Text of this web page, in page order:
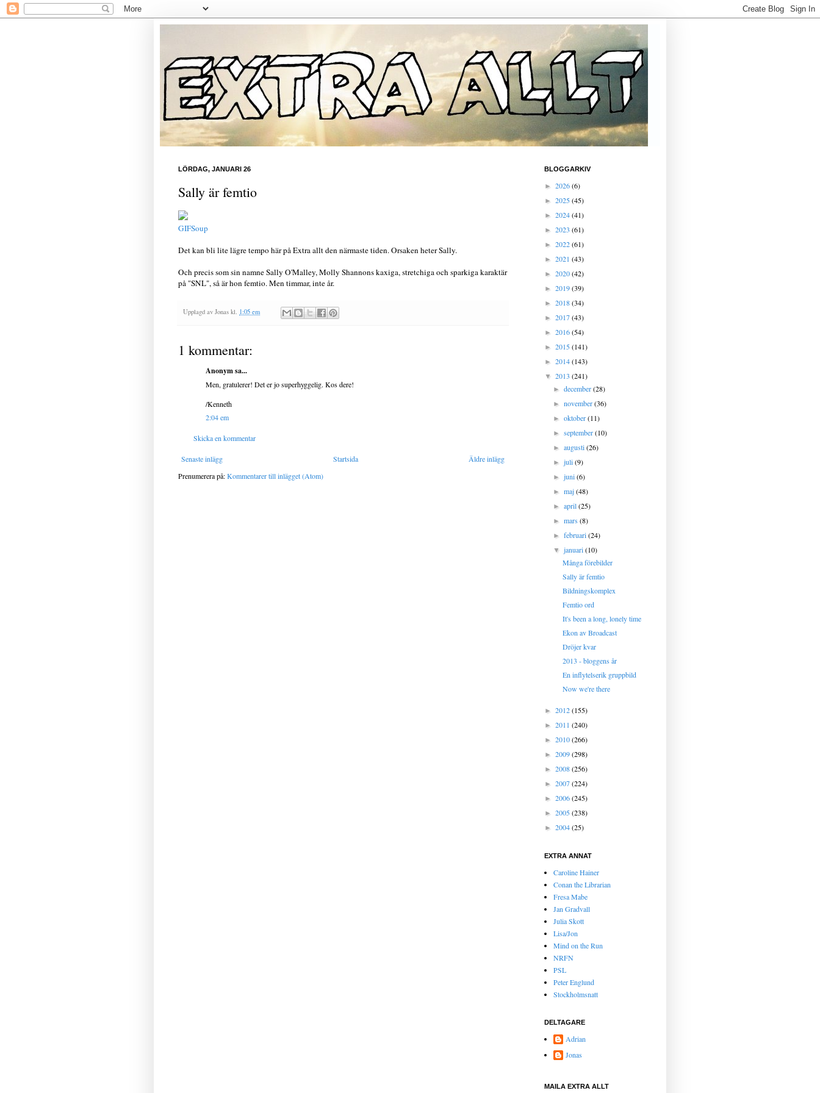
LÖRDAG, JANUARI 26
Sally är femtio
GIFSoup
Det kan bli lite lägre tempo här på Extra allt den närmaste tiden. Orsaken heter Sally.
Och precis som sin namne Sally O'Malley, Molly Shannons kaxiga, stretchiga och sparkiga karaktär
på "SNL", så är hon femtio. Men timmar, inte år.
Upplagd av Jonas kl. 1:05 em
1 kommentar:
Anonym sa...
Men, gratulerer! Det er jo superhyggelig. Kos dere!
/Kenneth
2:04 em
Skicka en kommentar
Senaste inlägg Äldre inlägg
Startsida
Prenumerera på:Kommentarer till inlägget (Atom)
BLOGGARKIV
► 2026(6)
► 2025(45)
► 2024(41)
► 2023 (61)
► 2022(61)
► 2021 (43)
► 2020(42)
► 2019(39)
► 2018(34)
► 2017(43)
► 2016(54)
► 2015(141)
► 2014(143)
▼ 2013 (241)
►december(28)
►november(36)
►oktober(11)
►september(10)
►augusti(26)
►juli(9)
►juni(6)
►maj(48)
►april(25)
►mars(8)
►februari(24)
▼januari(10)
Många förebilder
Sally är femtio
Bildningskomplex
Femtio ord
It's been a long, lonely time
Ekon av Broadcast
Dröjer kvar
2013 - bloggens år
En inflytelserik gruppbild
Now we're there
► 2012(155)
► 2011 (240)
► 2010(266)
► 2009(298)
► 2008(256)
► 2007(224)
► 2006(245)
► 2005(238)
► 2004(25)
EXTRA ANNAT
Caroline Hainer
Conan the Librarian
Fresa Mabe
Jan Gradvall
Julia Skott
Lisa/Jon
Mind on the Run
NRFN
PSL
Peter Englund
Stockholmsnatt
DELTAGARE
Adrian
Jonas
MAILA EXTRA ALLT